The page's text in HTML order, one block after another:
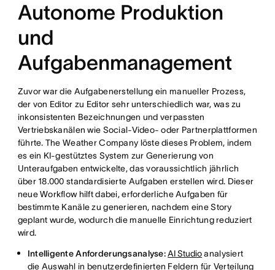
Autonome Produktion
und
Aufgabenmanagement
Zuvor war die Aufgabenerstellung ein manueller Prozess,
der von Editor zu Editor sehr unterschiedlich war, was zu
inkonsistenten Bezeichnungen und verpassten
Vertriebskanälen wie Social-Video- oder Partnerplattformen
führte. The Weather Company löste dieses Problem, indem
es ein KI-gestütztes System zur Generierung von
Unteraufgaben entwickelte, das voraussichtlich jährlich
über 18.000 standardisierte Aufgaben erstellen wird. Dieser
neue Workflow hilft dabei, erforderliche Aufgaben für
bestimmte Kanäle zu generieren, nachdem eine Story
geplant wurde, wodurch die manuelle Einrichtung reduziert
wird.
Intelligente Anforderungsanalyse:AI Studioanalysiert
die Auswahl in benutzerdefinierten Feldern für Verteilung